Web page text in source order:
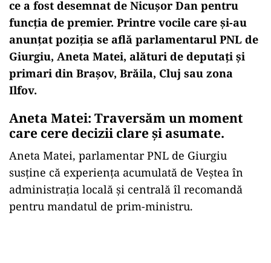
ce a fost desemnat de Nicușor Dan pentru
funcția de premier. Printre vocile care și-au
anunțat poziția se află parlamentarul PNL de
Giurgiu, Aneta Matei, alături de deputați și
primari din Brașov, Brăila, Cluj sau zona
Ilfov.
Aneta Matei: Traversăm un moment
care cere decizii clare și asumate.
Aneta Matei, parlamentar PNL de Giurgiu
susține că experiența acumulată de Veștea în
administrația locală și centrală îl recomandă
pentru mandatul de prim-ministru.